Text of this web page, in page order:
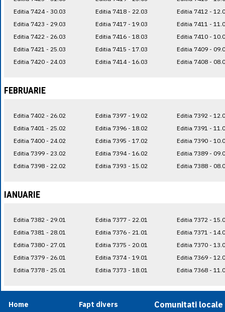
Editia 7424 - 30.03
Editia 7423 - 29.03
Editia 7422 - 26.03
Editia 7421 - 25.03
Editia 7420 - 24.03
Editia 7418 - 22.03
Editia 7417 - 19.03
Editia 7416 - 18.03
Editia 7415 - 17.03
Editia 7414 - 16.03
Editia 7412 -
Editia 7411 -
Editia 7410 -
Editia 7409 -
Editia 7408 -
FEBRUARIE
Editia 7402 - 26.02
Editia 7401 - 25.02
Editia 7400 - 24.02
Editia 7399 - 23.02
Editia 7398 - 22.02
Editia 7397 - 19.02
Editia 7396 - 18.02
Editia 7395 - 17.02
Editia 7394 - 16.02
Editia 7393 - 15.02
Editia 7392 -
Editia 7391 -
Editia 7390 -
Editia 7389 -
Editia 7388 -
IANUARIE
Editia 7382 - 29.01
Editia 7381 - 28.01
Editia 7380 - 27.01
Editia 7379 - 26.01
Editia 7378 - 25.01
Editia 7377 - 22.01
Editia 7376 - 21.01
Editia 7375 - 20.01
Editia 7374 - 19.01
Editia 7373 - 18.01
Editia 7372 -
Editia 7371 -
Editia 7370 -
Editia 7369 -
Editia 7368 -
Home
Fapt divers
Comunitati locale